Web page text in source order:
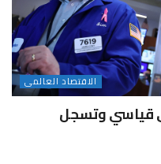
الاقتصاد العالمى
قياسي وتسجل